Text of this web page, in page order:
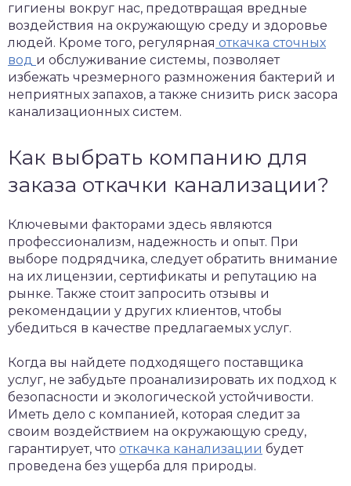
гигиены вокруг нас, предотвращая вредные
воздействия на окружающую среду и здоровье
людей. Кроме того, регулярная откачка сточных
вод и обслуживание системы, позволяет
избежать чрезмерного размножения бактерий и
неприятных запахов, а также снизить риск засора
канализационных систем.
Как выбрать компанию для
заказа откачки канализации?
Ключевыми факторами здесь являются
профессионализм, надежность и опыт. При
выборе подрядчика, следует обратить внимание
на их лицензии, сертификаты и репутацию на
рынке. Также стоит запросить отзывы и
рекомендации у других клиентов, чтобы
убедиться в качестве предлагаемых услуг.
Когда вы найдете подходящего поставщика
услуг, не забудьте проанализировать их подход к
безопасности и экологической устойчивости.
Иметь дело с компанией, которая следит за
своим воздействием на окружающую среду,
гарантирует, что откачка канализации будет
проведена без ущерба для природы.